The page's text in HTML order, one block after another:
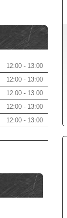
12:00
13:00
12:00
13:00
12:00
13:00
12:00
13:00
12:00
13:00